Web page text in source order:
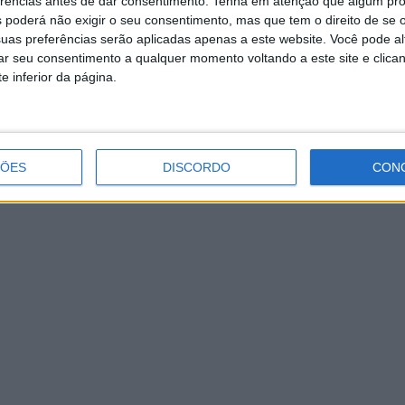
poderá não exigir o seu consentimento, mas que tem o direito de se
preferências serão aplicadas apenas a este website. Você pode
seu consentimento a qualquer momento voltando a este site e
inferior da página.
DISCORDO
, orçada em cerca de15 mil euros.
do Centro de Saúde, sendo o único projeto de